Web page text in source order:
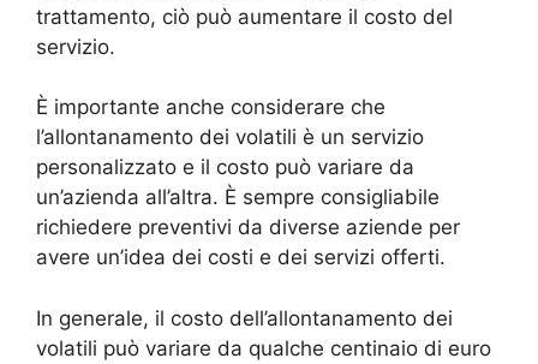
trattamento, ciò può aumentare il costo del
servizio.
È importante anche considerare che
l’allontanamento dei volatili è un servizio
personalizzato e il costo può variare da
un’azienda all’altra. È sempre consigliabile
richiedere preventivi da diverse aziende per
avere un’idea dei costi e dei servizi offerti.
In generale, il costo dell’allontanamento dei
volatili può variare da qualche centinaio di euro